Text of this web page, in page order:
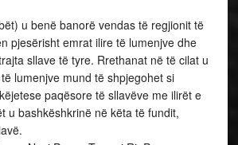
u benë banorë vendas të regjionit të
pjesërisht emrat ilire të lumenjve dhe
sllave të tyre. Rrethanat në të cilat u
lumenjve mund të shpjegohet si
paqësore të sllavëve me ilirët e
u bashkëshkrinë në këta të fundit,